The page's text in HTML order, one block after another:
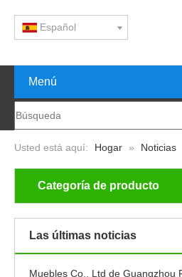
Español
Menú
Usted está aquí: Hogar » Noticias
Categoría de producto
Las últimas noticias
Nuevo
Noticias 005 de
Noticias 004 de
Muebles Co., Ltd de Guangzhou